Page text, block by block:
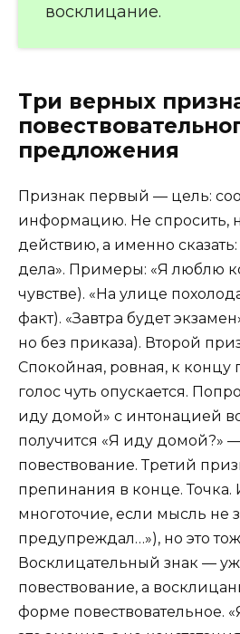
восклицание.
Три верных
предложения
Признак первый — цель:
информацию. Не спросить,
действию, а именно сказать:
дела». Примеры: «Я люблю
чувстве). «На улице
факт). «Завтра будет
но без приказа). Второй
Спокойная, ровная, к
голос чуть опускается.
иду домой» с интонацией
получится «Я иду домой?»
повествование. Третий
препинания в конце. Точка.
многоточие, если мысль не
предупреждал…»), но это
Восклицательный знак —
повествование, а
форме повествовательное.